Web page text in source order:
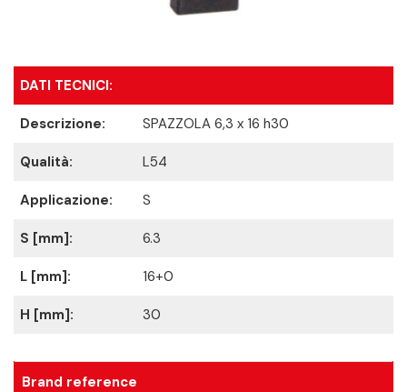
DATI TECNICI:
Descrizione: SPAZZOLA 6,3 x 16 h30
Qualità: L54
Applicazione: S
S [mm]: 6.3
L [mm]: 16+0
H [mm]: 30
Brand reference